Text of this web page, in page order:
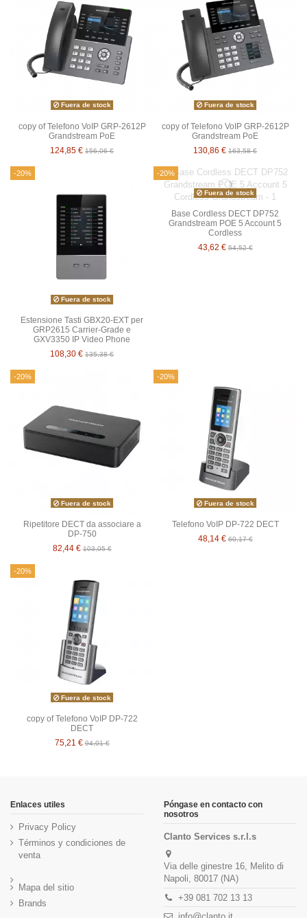
Fuera de stock
copy of Telefono VoIP GRP-2612P
Grandstream PoE
124,85 € 156,06 €
Fuera de stock
copy of Telefono VoIP GRP-2612P
Grandstream PoE
130,86 € 163,58 €
-20%
Fuera de stock
Estensione Tasti GBX20-EXT per
GRP2615 Carrier-Grade e
GXV3350 IP Video Phone
108,30 € 135,38 €
-20%
Fuera de stock
Base Cordless DECT DP752
Grandstream POE 5 Account 5
Cordless
43,62 €54,52 €
-20%
Fuera de stock
Ripetitore DECT da associare a
DP-750
82,44 €103,05 €
-20%
Fuera de stock
Telefono VoIP DP-722 DECT
48,14 €60,17 €
-20%
Fuera de stock
copy of Telefono VoIP DP-722
DECT
75,21 €94,01 €
Enlaces utiles
Privacy Policy
Términos y condiciones de
venta
Mapa del sitio
Brands
Póngase en contacto con
nosotros
Clanto Services s.r.l.s
Via delle ginestre 16, Melito di
Napoli, 80017 (NA)
+39 081 702 13 13